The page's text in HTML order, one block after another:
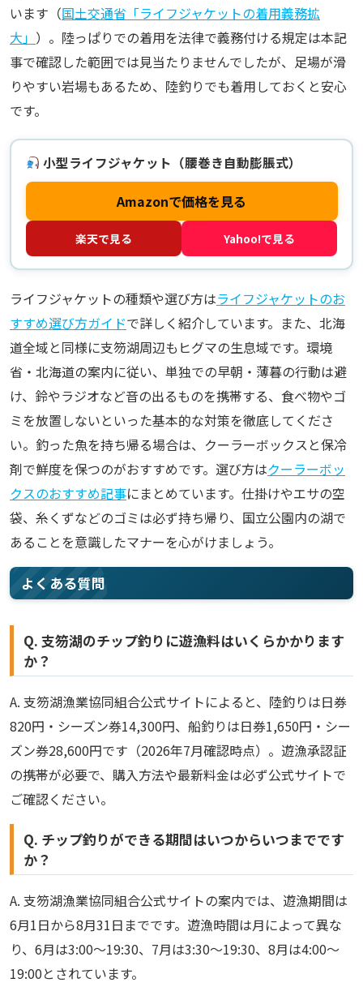
います（国土交通省「ライフジャケットの着用義務拡
大」 ）。陸っぱりでの着用を法律で義務付ける規定は本記
事で確認した範囲では見当たりませんでしたが、足場が滑
りやすい岩場もあるため、陸釣りでも着用しておくと安心
です。
小型ライフジャケット（腰巻き自動膨脹式）
Amazonで価格を見る
楽天で見る Yahoo!で見る
ライフジャケットの種類や選び方はライフジャケットのお
すすめ選び方ガイドで詳しく紹介しています。また、北海
道全域と同様に支笏湖周辺もヒグマの生息域です。環境
省・北海道の案内に従い、単独での早朝・薄暮の行動は避
け、鈴やラジオなど音の出るものを携帯する、食べ物やゴ
ミを放置しないといった基本的な対策を徹底してくださ
い。釣った魚を持ち帰る場合は、クーラーボックスと保冷
剤で鮮度を保つのがおすすめです。選び方はクーラーボッ
クスのおすすめ記事にまとめています。仕掛けやエサの空
袋、糸くずなどのゴミは必ず持ち帰り、国立公園内の湖で
あることを意識したマナーを心がけましょう。
よくある質問
Q. 支笏湖のチップ釣りに遊漁料はいくらかかります
か？
A. 支笏湖漁業協同組合公式サイトによると、陸釣りは日券
820円・シーズン券14,300円、船釣りは日券1,650円・シー
ズン券28,600円です（2026年7月確認時点）。遊漁承認証
の携帯が必要で、購入方法や最新料金は必ず公式サイトで
ご確認ください。
Q. チップ釣りができる期間はいつからいつまでです
か？
A. 支笏湖漁業協同組合公式サイトの案内では、遊漁期間は
6月1日から8月31日までです。遊漁時間は月によって異な
り、6月は3:00〜19:30、7月は3:30〜19:30、8月は4:00〜
19:00とされています。